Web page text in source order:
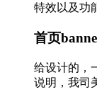
特效以及功
首页
给设计的，
说明，我司